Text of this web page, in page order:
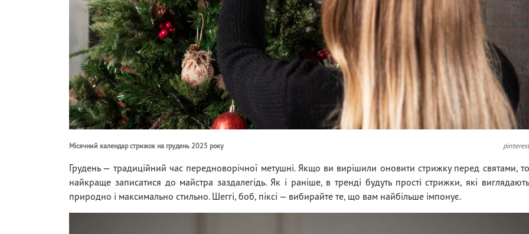
Місячний календар стрижок на грудень 2025 року pinterest
Грудень — традиційний час передноворічної метушні. Якщо ви вирішили оновити стрижку перед святами, то
найкраще записатися до майстра заздалегідь. Як і раніше, в тренді будуть прості стрижки, які виглядають
природно і максимально стильно. Шеггі, боб, піксі — вибирайте те, що вам найбільше імпонує.